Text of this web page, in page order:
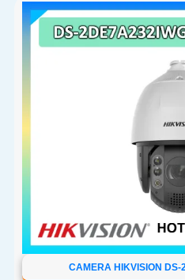
đến 230W, truyền dữ liệu lên
6kV
CAMERA HIKVISION DS-